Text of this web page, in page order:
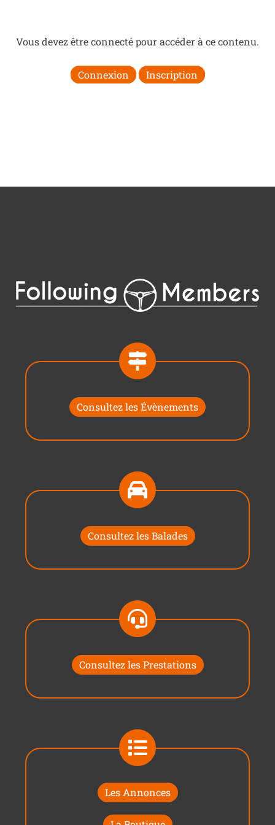
Vous devez être connecté pour accéder à ce contenu.
Connexion Inscription
Consultez les Évènements
Consultez les Balades
Consultez les Prestations
Les Annonces